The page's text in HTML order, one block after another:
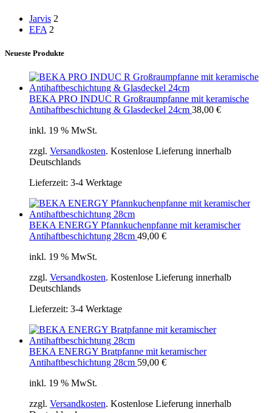
Jarvis 2
EFA 2
Neueste Produkte
BEKA PRO INDUC R Großraumpfanne mit keramische
Antihaftbeschichtung & Glasdeckel 24cm 38,00 €
inkl. 19 % MwSt.
zzgl. Versandkosten. Kostenlose Lieferung innerhalb
Deutschlands
Lieferzeit: 3-4 Werktage
BEKA ENERGY Pfannkuchenpfanne mit keramischer
Antihaftbeschichtung 28cm 49,00 €
inkl. 19 % MwSt.
zzgl. Versandkosten. Kostenlose Lieferung innerhalb
Deutschlands
Lieferzeit: 3-4 Werktage
BEKA ENERGY Bratpfanne mit keramischer
Antihaftbeschichtung 28cm 59,00 €
inkl. 19 % MwSt.
zzgl. Versandkosten. Kostenlose Lieferung innerhalb